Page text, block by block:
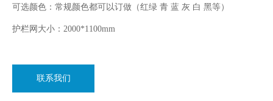
可选颜色：常规颜色都可以订做（红绿 青 蓝 灰 白 黑等）
护栏网大小：2000*1100mm
联系我们